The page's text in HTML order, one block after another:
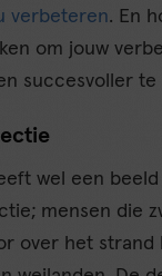
verbeteren. En
om jouw
succesvoller te
wel een beeld
mensen die
over het strand